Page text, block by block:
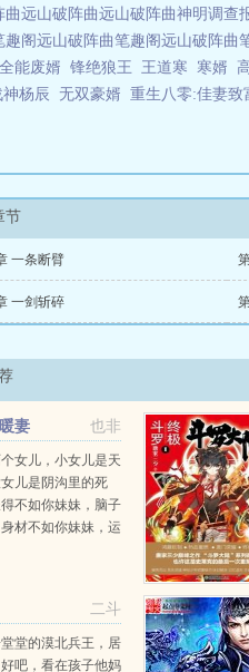
曲远山破阵曲远山破阵曲神明调查
趣阁远山破阵曲笔趣阁远山破阵曲
全能废婿 锋绝狼王 王道寒 寒婿
杨辰 无双豪婿 重生八零:佳妻致
节
一条断臂
一剑斩碎
也非
妻
女儿，小女儿是天
儿是阴沟里的死
不如你妹妹，脑子
材不如你妹妹，运
。你就安心...二斗
堂的漠北兵王，居
吧，看在孩子他妈